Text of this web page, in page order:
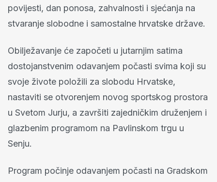
povijesti, dan ponosa, zahvalnosti i sjećanja na
stvaranje slobodne i samostalne hrvatske države.
Obilježavanje će započeti u jutarnjim satima
dostojanstvenim odavanjem počasti svima koji su
svoje živote položili za slobodu Hrvatske,
nastaviti se otvorenjem novog sportskog prostora
u Svetom Jurju, a završiti zajedničkim druženjem i
glazbenim programom na Pavlinskom trgu u
Senju.
Program počinje odavanjem počasti na Gradskom